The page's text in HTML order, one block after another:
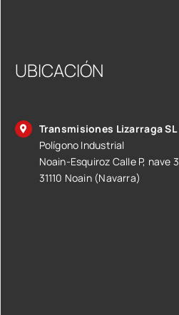
UBICACIÓN
Transmisiones Lizarraga SL
Polígono Industrial
Noain-Esquiroz Calle P, nave 3
31110 Noain (Navarra)